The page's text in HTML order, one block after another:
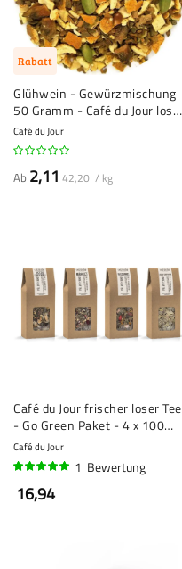
Rabatt
Glühwein - Gewürzmischung
50 Gramm - Café du Jour lose
Gewürze
Café du Jour
Ab 2,11 42,20 / kg
Café du Jour frischer loser Tee
- Go Green Paket - 4 x 100
Gramm
Café du Jour
1 Bewertung
16,94